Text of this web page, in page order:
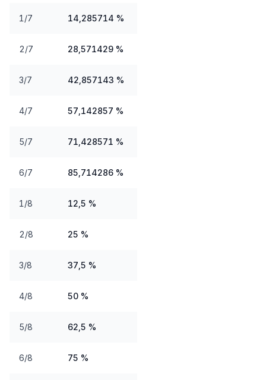
1/7 14,285714 %
2/7 28,571429 %
3/7 42,857143 %
4/7 57,142857 %
5/7 71,428571 %
6/7 85,714286 %
1/8 12,5 %
2/8 25 %
3/8 37,5 %
4/8 50 %
5/8 62,5 %
6/8 75 %